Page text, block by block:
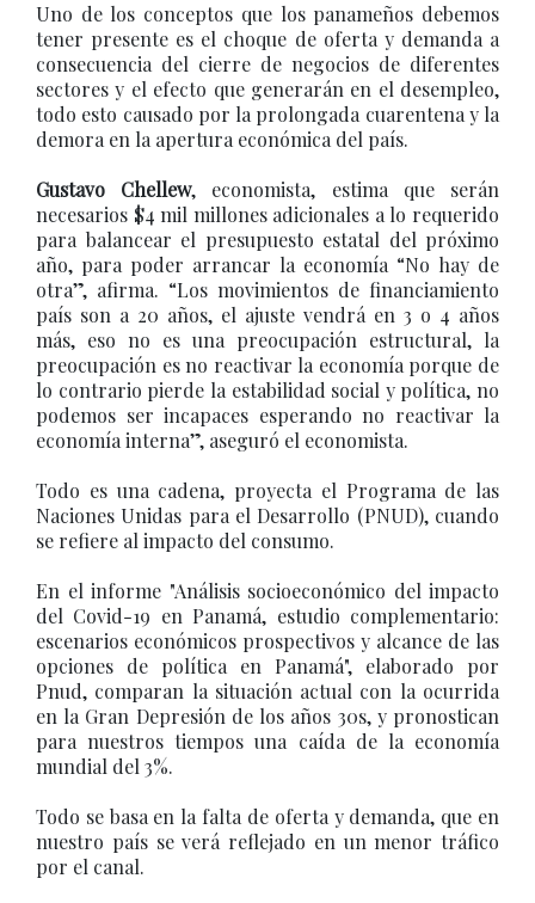
Uno de los conceptos que los panameños debemos
tener presente es el choque de oferta y demanda a
consecuencia del cierre de negocios de diferentes
sectores y el efecto que generarán en el desempleo,
todo esto causado por la prolongada cuarentena y la
demora en la apertura económica del país.
Gustavo Chellew, economista, estima que serán
necesarios $4 mil millones adicionales a lo requerido
para balancear el presupuesto estatal del próximo
año, para poder arrancar la economía “No hay de
otra”, afirma. “Los movimientos de financiamiento
país son a 20 años, el ajuste vendrá en 3 o 4 años
más, eso no es una preocupación estructural, la
preocupación es no reactivar la economía porque de
lo contrario pierde la estabilidad social y política, no
podemos ser incapaces esperando no reactivar la
economía interna”, aseguró el economista.
Todo es una cadena, proyecta el Programa de las
Naciones Unidas para el Desarrollo (PNUD), cuando
se refiere al impacto del consumo.
En el informe "Análisis socioeconómico del impacto
del Covid-19 en Panamá, estudio complementario:
escenarios económicos prospectivos y alcance de las
opciones de política en Panamá", elaborado por
Pnud, comparan la situación actual con la ocurrida
en la Gran Depresión de los años 30s, y pronostican
para nuestros tiempos una caída de la economía
mundial del 3%.
Todo se basa en la falta de oferta y demanda, que en
nuestro país se verá reflejado en un menor tráfico
por el canal.